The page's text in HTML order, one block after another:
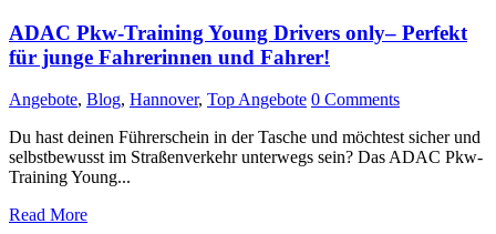
ADAC Pkw-Training Young Drivers only– Perfekt
für junge Fahrerinnen und Fahrer!
Angebote, Blog, Hannover, Top Angebote 0 Comments
Du hast deinen Führerschein in der Tasche und möchtest sicher und
selbstbewusst im Straßenverkehr unterwegs sein? Das ADAC Pkw-
Training Young...
Read More